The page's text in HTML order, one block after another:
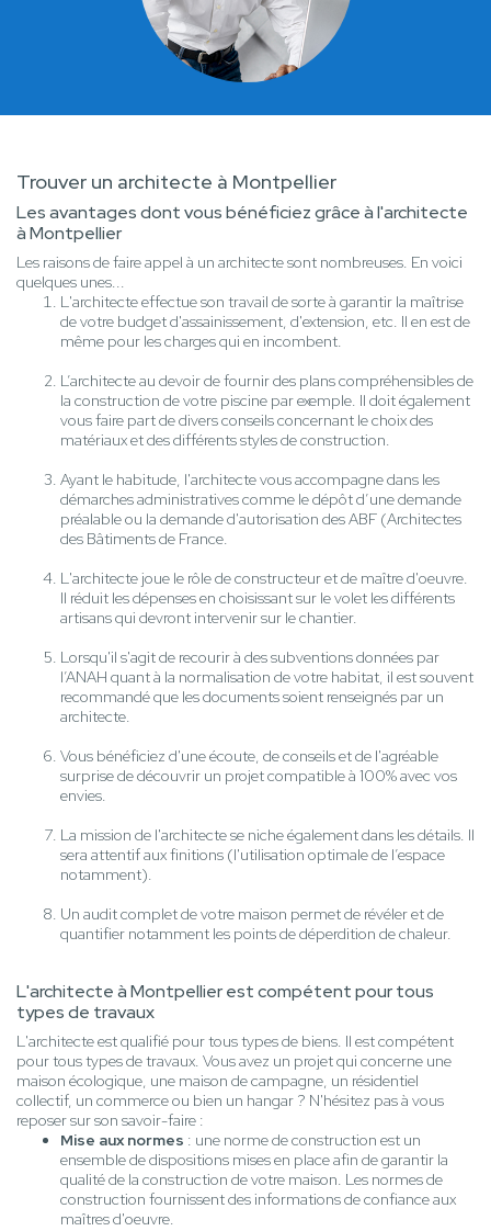
Trouver un architecte à Montpellier
Les avantages dont vous bénéficiez grâce à l'architecte
à Montpellier
Les raisons de faire appel à un architecte sont nombreuses. En voici
quelques unes...
L'architecte effectue son travail de sorte à garantir la maîtrise
de votre budget d'assainissement, d'extension, etc. Il en est de
même pour les charges qui en incombent.
L’architecte au devoir de fournir des plans compréhensibles de
la construction de votre piscine par exemple. Il doit également
vous faire part de divers conseils concernant le choix des
matériaux et des différents styles de construction.
Ayant le habitude, l'architecte vous accompagne dans les
démarches administratives comme le dépôt d’une demande
préalable ou la demande d'autorisation des ABF (Architectes
des Bâtiments de France.
L'architecte joue le rôle de constructeur et de maître d'oeuvre.
Il réduit les dépenses en choisissant sur le volet les différents
artisans qui devront intervenir sur le chantier.
Lorsqu'il s'agit de recourir à des subventions données par
l’ANAH quant à la normalisation de votre habitat, il est souvent
recommandé que les documents soient renseignés par un
architecte.
Vous bénéficiez d'une écoute, de conseils et de l'agréable
surprise de découvrir un projet compatible à 100% avec vos
envies.
La mission de l'architecte se niche également dans les détails. Il
sera attentif aux finitions (l'utilisation optimale de l’espace
notamment).
Un audit complet de votre maison permet de révéler et de
quantifier notamment les points de déperdition de chaleur.
L'architecte à Montpellier est compétent pour tous
types de travaux
L'architecte est qualifié pour tous types de biens. Il est compétent
pour tous types de travaux. Vous avez un projet qui concerne une
maison écologique, une maison de campagne, un résidentiel
collectif, un commerce ou bien un hangar ? N'hésitez pas à vous
reposer sur son savoir-faire :
Mise aux normes : une norme de construction est un
ensemble de dispositions mises en place afin de garantir la
qualité de la construction de votre maison. Les normes de
construction fournissent des informations de confiance aux
maîtres d'oeuvre.